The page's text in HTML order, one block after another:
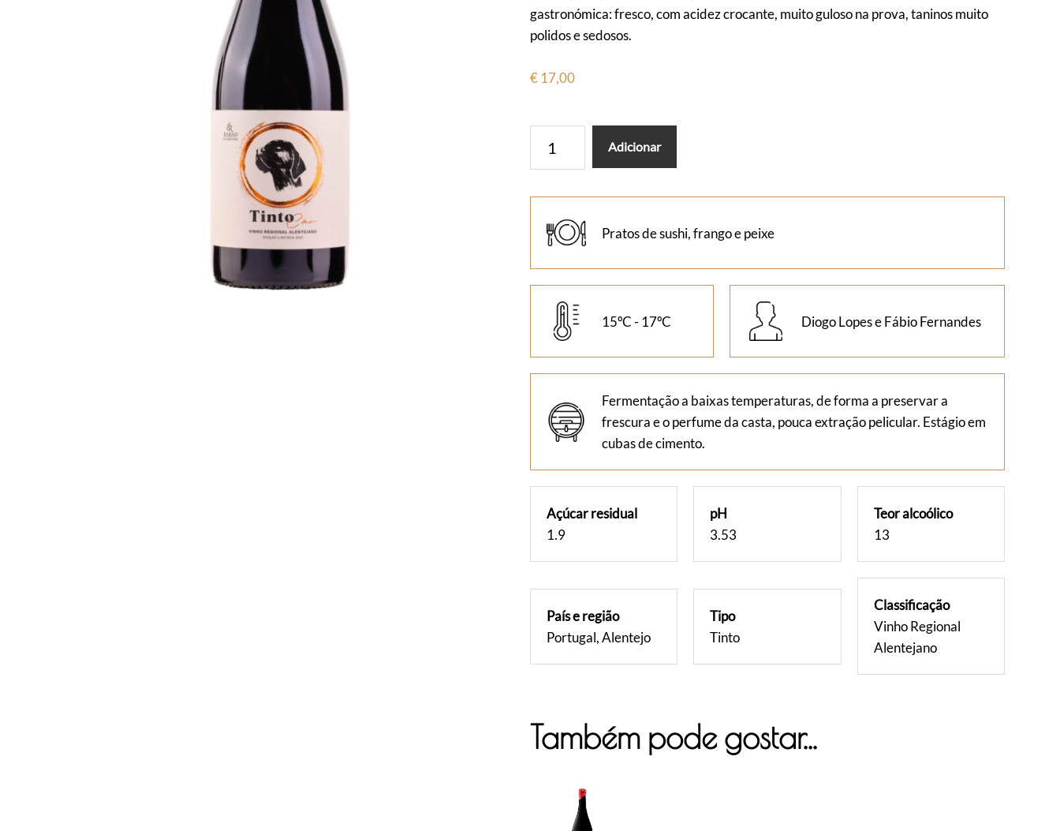
gastronómica: fresco, com acidez crocante, muito guloso na prova, taninos muito
polidos e sedosos.
€ 17,00
Tinto
Cão
Adicionar
Pratos de sushi, frango e peixe
15ºC - 17ºC Diogo Lopes e Fábio Fernandes
Fermentação a baixas temperaturas, de forma a preservar a
frescura e o perfume da casta, pouca extração pelicular. Estágio em
cubas de cimento.
Açúcar residual
1.9
pH
3.53
Teor alcoólico
13
País e região
Portugal, Alentejo
Tipo
Tinto
Classificação
Vinho Regional
Alentejano
Também pode gostar…